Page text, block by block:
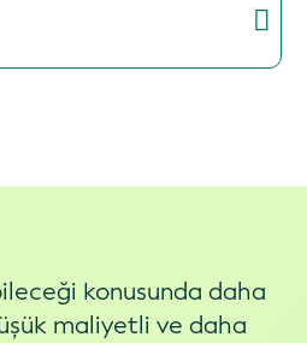
konusunda daha
maliyetli ve daha